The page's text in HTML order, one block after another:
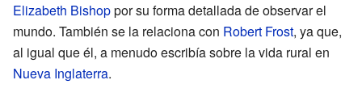
Elizabeth Bishoppor su forma detallada de observar el
mundo. También se la relaciona con Robert Frost, ya que,
al igual que él, a menudo escribía sobre la vida rural en
Nueva Inglaterra.